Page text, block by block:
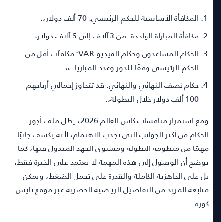
المكافأة الأساسية للحكم الرئيسي:70 ألف دولار،.
مكافأة المباراة الواحدة:من 3 آلاف إلى 5 آلاف دولار،.
الحكام المساعدون وحكام الفيديو VAR:
مكافآت أقل من
الحكم الرئيسي وفقًا للدور وعدد المباريات،.
حكام نصف النهائي والنهائي:قد تتجاوز إجمالي أرباحهم
100 ألف دولار خلال البطولة،.
ومع استمرار منافسات كأس العالم 2026، يظل ملف أجور
الحكام من أكثر الجوانب التي تجذب الاهتمام، لأنه يكشف جانبًا
مهمًا من منظومة البطولة ومستوى الجهد المبذول فيها، كما
يوضح أن الوصول إلى هذه المهمة لا يعتمد على الخبرة فقط،
بل على الجاهزية الكاملة والقدرة على تحمل الضغط، ويمكن
متابعة المزيد من التفاصيل الرياضية الحصرية عبر موقع نايس
كورة.